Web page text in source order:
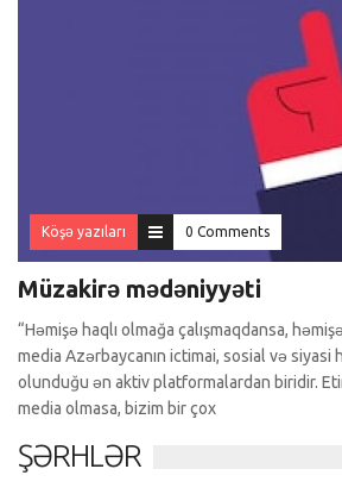
Köşə yazıları 0 Comments
Müzakirə mədəniyyəti
“Həmişə haqlı olmağa çalışmaqdansa,
media Azərbaycanın ictimai, sosial və siyasi
olunduğu ən aktiv platformalardan biridir.
media olmasa, bizim bir çox
ŞƏRHLƏR